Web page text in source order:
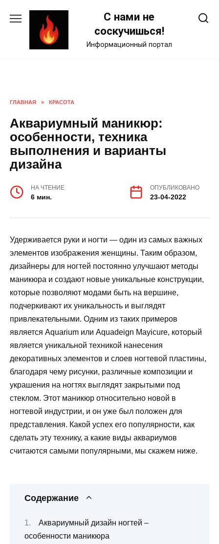
С нами не
соскучишься!
Информационный портал
ГЛАВНАЯ » КРАСОТА
Аквариумный маникюр:
особенности, техника
выполнения и варианты
дизайна
НА ЧТЕНИЕ
6 мин.
ОПУБЛИКОВАНО
23-04-2022
Удерживается руки и ногти — один из самых важных
элементов изображения женщины. Таким образом,
дизайнеры для ногтей постоянно улучшают методы
маникюра и создают новые уникальные конструкции,
которые позволяют модами быть на вершине,
подчеркивают их уникальность и выглядят
привлекательными. Одним из таких примеров
является Aquarium или Aquadeign Mayicure, который
является уникальной техникой нанесения
декоративных элементов и слоев ногтевой пластины,
благодаря чему рисунки, различные композиции и
украшения на ногтях выглядят закрытыми под
стеклом. Этот маникюр относительно новой в
ногтевой индустрии, и он уже был положен для
представления. Какой успех его популярности, как
сделать эту технику, а какие виды аквариумов
считаются самыми популярными, мы скажем ниже.
Содержание
Аквариумный дизайн ногтей –
особенности маникюра